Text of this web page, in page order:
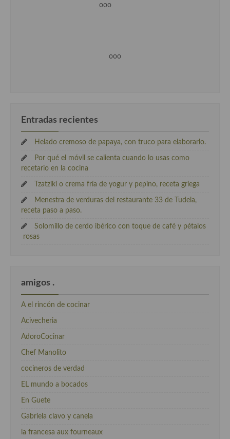
ooo
ooo
Entradas recientes
Helado cremoso de papaya, con truco para elaborarlo.
Por qué el móvil se calienta cuando lo usas como
recetario en la cocina
Tzatziki o crema fría de yogur y pepino, receta griega
Menestra de verduras del restaurante 33 de Tudela,
receta paso a paso.
Solomillo de cerdo ibérico con toque de café y pétalos
rosas
amigos .
A el rincón de cocinar
Acivecheria
AdoroCocinar
Chef Manolito
cocineros de verdad
EL mundo a bocados
En Guete
Gabriela clavo y canela
la francesa aux fourneaux